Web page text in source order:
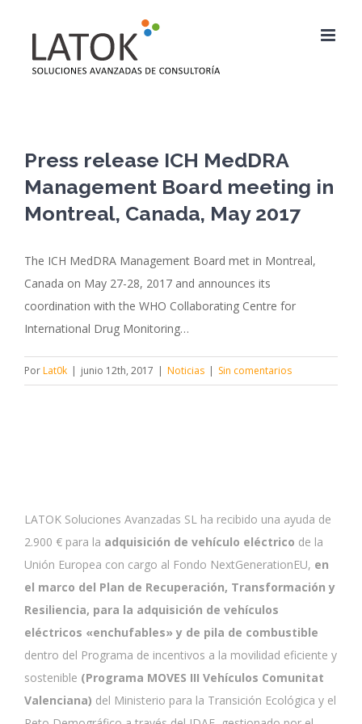
contenido
Press release ICH MedDRA
Management Board meeting in
Montreal, Canada, May 2017
The ICH MedDRA Management Board met in Montreal,
Canada on May 27-28, 2017 and announces its
coordination with the WHO Collaborating Centre for
International Drug Monitoring…
PorLat0k | junio 12th, 2017 | Noticias | Sin comentarios
LATOK Soluciones Avanzadas SL ha recibido una ayuda de
2.900 € para la adquisición de vehículo eléctrico de la
Unión Europea con cargo al Fondo NextGenerationEU, en
el marco del Plan de Recuperación, Transformación y
Resiliencia, para la adquisición de vehículos
eléctricos «enchufables» y de pila de combustible
dentro del Programa de incentivos a la movilidad eficiente y
sostenible (Programa MOVES III Vehículos Comunitat
Valenciana) del Ministerio para la Transición Ecológica y el